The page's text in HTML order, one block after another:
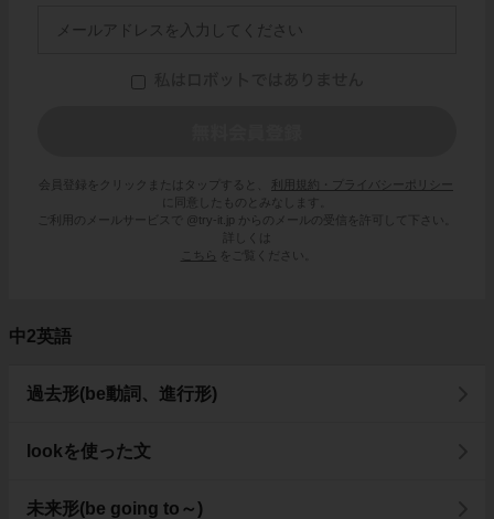
会員登録をクリックまたはタップすると、
利用規約・プライバシーポリシー
に同意したものとみなします。
ご利用のメールサービスで @try-it.jp からのメールの受信を許可して下さい。
詳しくは
こちら
をご覧ください。
中2英語
過去形(be動詞、進行形)
lookを使った文
未来形(be going to～)